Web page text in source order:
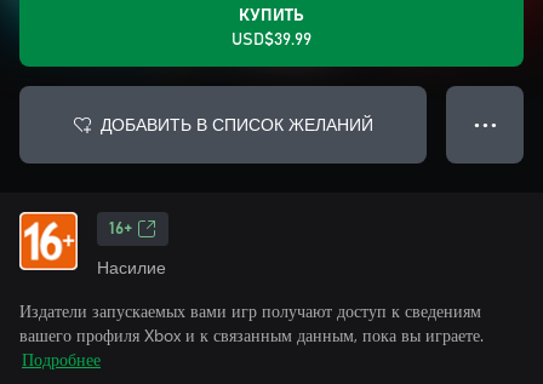
КУПИТЬ
USD$39.99
ДОБАВИТЬ В СПИСОК ЖЕЛАНИЙ ● ● ●
16+
Насилие
Издатели запускаемых вами игр получают доступ к сведениям
вашего профиля Xbox и к связанным данным, пока вы играете.
Подробнее